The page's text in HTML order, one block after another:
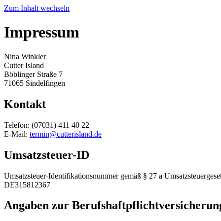
Zum Inhalt wechseln
Impressum
Nina Winkler
Cutter Island
Böblinger Straße 7
71065 Sindelfingen
Kontakt
Telefon: (07031) 411 40 22
E-Mail: termin@cutterisland.de
Umsatzsteuer-ID
Umsatzsteuer-Identifikationsnummer gemäß § 27 a
DE315812367
Angaben zur